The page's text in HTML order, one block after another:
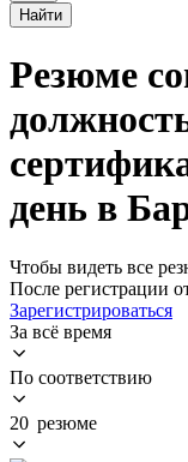
Найти
Резюме
день в
Чтобы видеть все
После регистрации
Зарегистрироваться
За всё время
По соответствию
20 резюме